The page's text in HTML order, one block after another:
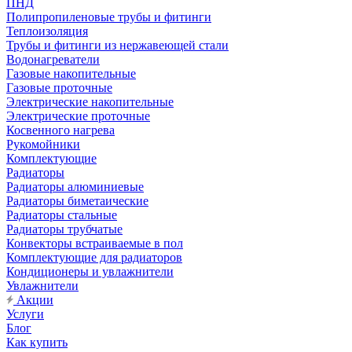
ПНД
Полипропиленовые трубы и фитинги
Теплоизоляция
Трубы и фитинги из нержавеющей стали
Водонагреватели
Газовые накопительные
Газовые проточные
Электрические накопительные
Электрические проточные
Косвенного нагрева
Рукомойники
Комплектующие
Радиаторы
Радиаторы алюминиевые
Радиаторы биметаические
Радиаторы стальные
Радиаторы трубчатые
Конвекторы встраиваемые в пол
Комплектующие для радиаторов
Кондиционеры и увлажнители
Увлажнители
Акции
Услуги
Блог
Как купить